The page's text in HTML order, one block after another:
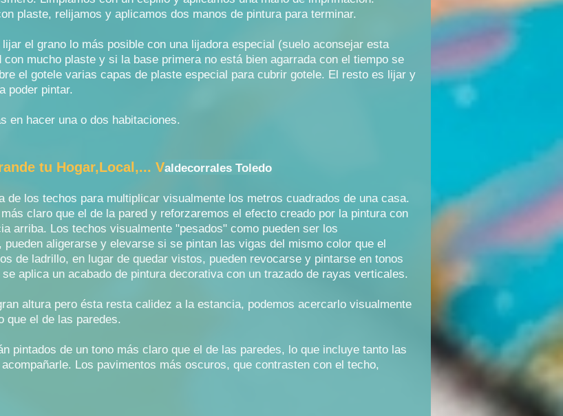
plaste, relijamos y aplicamos dos manos de pintura para terminar.
el grano lo más posible con una lijadora especial (suelo aconsejar esta
mucho plaste y si la base primera no está bien agarrada con el tiempo se
el gotele varias capas de plaste especial para cubrir gotele. El resto es lijar y
poder pintar.
en hacer una o dos habitaciones.
tu Hogar,Local,... Valdecorrales Toledo
de los techos para multiplicar visualmente los metros cuadrados de una casa.
claro que el de la pared y reforzaremos el efecto creado por la pintura con
arriba. Los techos visualmente "pesados" como pueden ser los
aligerarse y elevarse si se pintan las vigas del mismo color que el
de ladrillo, en lugar de quedar vistos, pueden revocarse y pintarse en tonos
aplica un acabado de pintura decorativa con un trazado de rayas verticales.
altura pero ésta resta calidez a la estancia, podemos acercarlo visualmente
que el de las paredes.
pintados de un tono más claro que el de las paredes, lo que incluye tanto las
Los pavimentos más oscuros, que contrasten con el techo,